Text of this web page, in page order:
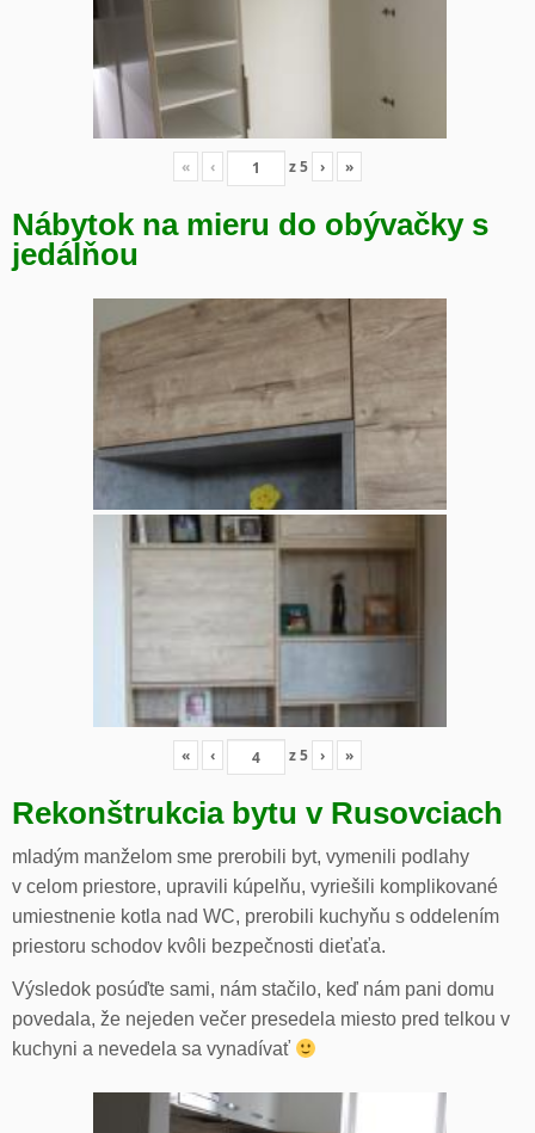
« ‹ z5 › »
Nábytok na mieru do obývačky s
jedálňou
« ‹ z5 › »
Rekonštrukcia bytu v Rusovciach
mladým manželom sme prerobili byt, vymenili podlahy
v celom priestore, upravili kúpelňu, vyriešili komplikované
umiestnenie kotla nad WC, prerobili kuchyňu s oddelením
priestoru schodov kvôli bezpečnosti dieťaťa.
Výsledok posúďte sami, nám stačilo, keď nám pani domu
povedala, že nejeden večer presedela miesto pred telkou v
kuchyni a nevedela sa vynadívať